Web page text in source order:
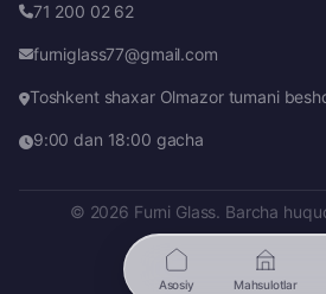
Asosiy Mahsulotlar
71 200 02 62
furniglass77@gmail.com
Toshkent shaxar Olmazor tumani
9:00 dan 18:00 gacha
© 2026 Furni Glass. Barcha